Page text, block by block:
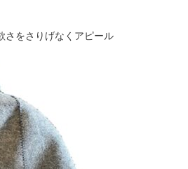
さをさりげなくアピール